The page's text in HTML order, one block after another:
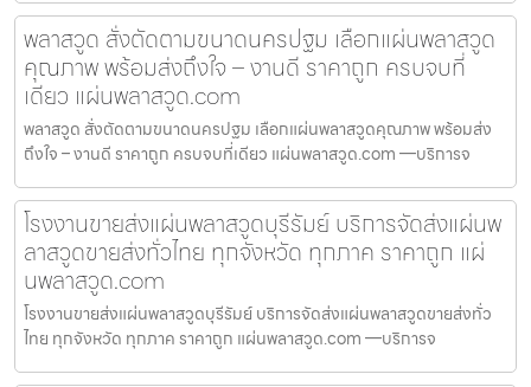
พลาสวูด สั่งตัดตามขนาดนครปฐม เลือกแผ่นพลาสวูด
คุณภาพ พร้อมส่งถึงใจ – งานดี ราคาถูก ครบจบที่
เดียว แผ่นพลาสวูด.com
พลาสวูด สั่งตัดตามขนาดนครปฐม เลือกแผ่นพลาสวูดคุณภาพ พร้อมส่ง
ถึงใจ – งานดี ราคาถูก ครบจบที่เดียว แผ่นพลาสวูด.com —บริการจ
โรงงานขายส่งแผ่นพลาสวูดบุรีรัมย์ บริการจัดส่งแผ่นพ
ลาสวูดขายส่งทั่วไทย ทุกจังหวัด ทุกภาค ราคาถูก แผ่
นพลาสวูด.com
โรงงานขายส่งแผ่นพลาสวูดบุรีรัมย์ บริการจัดส่งแผ่นพลาสวูดขายส่งทั่ว
ไทย ทุกจังหวัด ทุกภาค ราคาถูก แผ่นพลาสวูด.com —บริการจ